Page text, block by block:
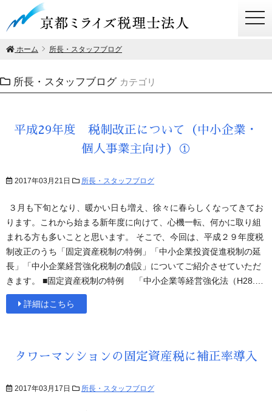
ホーム 所長・スタッフブログ
所長・スタッフブログ カテゴリ
平成29年度 税制改正について（中小企業・
個人事業主向け）①
2017年03月21日 所長・スタッフブログ
３月も下旬となり、暖かい日も増え、徐々に春らしくなってきてお
ります。これから始まる新年度に向けて、心機一転、何かに取り組
まれる方も多いことと思います。 そこで、今回は、平成２９年度税
制改正のうち「固定資産税制の特例」「中小企業投資促進税制の延
長」「中小企業経営強化税制の創設」についてご紹介させていただ
きます。 ■固定資産税制の特例 「中小企業等経営強化法（H28.…
詳細はこちら
タワーマンションの固定資産税に補正率導入
2017年03月17日 所長・スタッフブログ